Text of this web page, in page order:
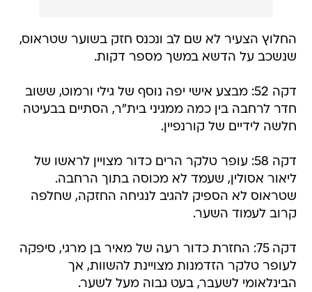
החלוץ הצעיר לא שם לב ונכנס חזק בשוער שטראוס,
שנשכב על הדשא במשך מספר דקות.
דקה 52: מבצע אישי יפה נוסף של גילי ורמוט, ששוב
חדר לרחבה בין כמה ממגיני בית"ר, הסתיים בבעיטה
חלשה לידיים של קורנפיין.
דקה 58: עופר טלקר הרים כדור מצויין לראשו של
ליאור אסולין, שעמד לא מכוסה בתוך הרחבה.
שטראוס לא הספיק להגיב לנגיחה החזקה, שחלפה
קרוב לעמוד השער.
דקה 75: החזרת כדור רעה של מאיר בן מרגי, סיפקה
לעופר טלקר הזדמנות מצויינת להשוות, אך
הבינלאומי לשעבר, בעט גבוה מעל לשער.